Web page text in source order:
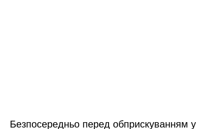
Безпосередньо перед обприскуванням у